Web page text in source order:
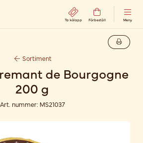
Ta kölapp Förbeställ Meny
Sortiment
de Bourgogne
200 g
Art. nummer: MS21037